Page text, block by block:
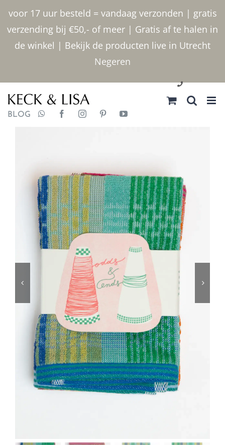
voor 17 uur besteld = vandaag verzonden | gratis
verzending bij €50,- of meer | Gratis af te halen in
de winkel | Bekijk de producten live in Utrecht
Negeren
inhoud
030 2400000
BLOG